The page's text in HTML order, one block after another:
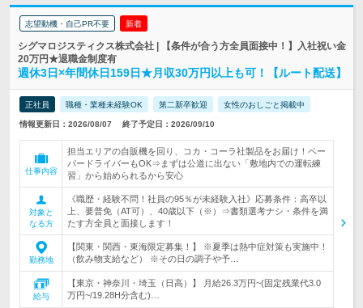
志望動機・自己PR不要 新着
シグマロジスティクス株式会社 | 【条件が合う方全員面接中！】入社祝い金
20万円★退職金制度有
週休3日×年間休日159日★月収30万円以上も可！【ルート配送】
正社員 職種・業種未経験OK 第二新卒歓迎 女性のおしごと掲載中
情報更新日：2026/08/07 終了予定日：2026/09/10
仕事内容
担当エリアの自販機を回り、コカ・コーラ社製品をお届け！ペー
パードライバーもOK⇒まずは公道に出ない「敷地内での運転練
習」から始められるから安心
対象と
なる方
《職歴・経験不問！社員の95％が未経験入社》応募条件：高卒以
上、要普免（AT可）、40歳以下（※）⇒書類選考ナシ・条件を満
たす方全員と面接します！
勤務地
【関東・関西・東海限定募集！】 ※夏季は熱中症対策も実施中！
（飲み物支給など） ※その日の調子や予…
給与
【東京・神奈川・埼玉（日高）】 月給26.3万円~(固定残業代3.0
万円~/19.28H分含む)…